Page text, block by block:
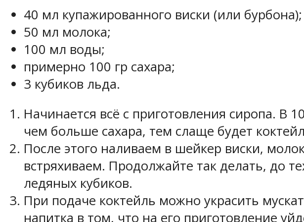
40 мл купажированного виски (или бурбона);
50 мл молока;
100 мл воды;
примерно 100 гр сахара;
3 кубиков льда.
Начинается всё с приготовления сиропа. В
чем больше сахара, тем слаще будет
После этого наливаем в шейкер виски,
встряхиваем. Продолжайте так делать, до
ледяных кубиков.
При подаче коктейль можно украсить
напитка в том, что на его приготовление